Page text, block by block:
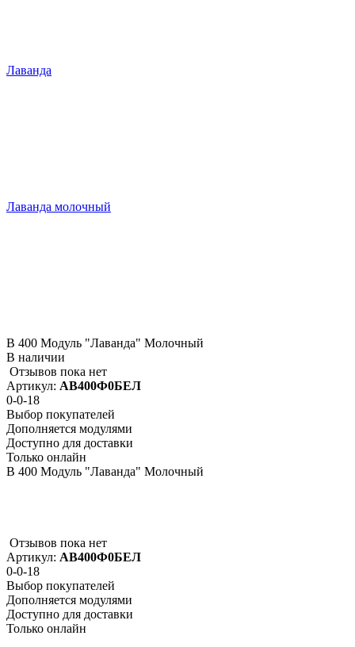
Лаванда
Лаванда молочный
В 400 Модуль "Лаванда" Молочный
В наличии
Отзывов пока нет
Артикул: АВ400Ф0БЕЛ
0-0-18
Выбор покупателей
Дополняется модулями
Доступно для доставки
Только онлайн
В 400 Модуль "Лаванда" Молочный
Отзывов пока нет
Артикул: АВ400Ф0БЕЛ
0-0-18
Выбор покупателей
Дополняется модулями
Доступно для доставки
Только онлайн